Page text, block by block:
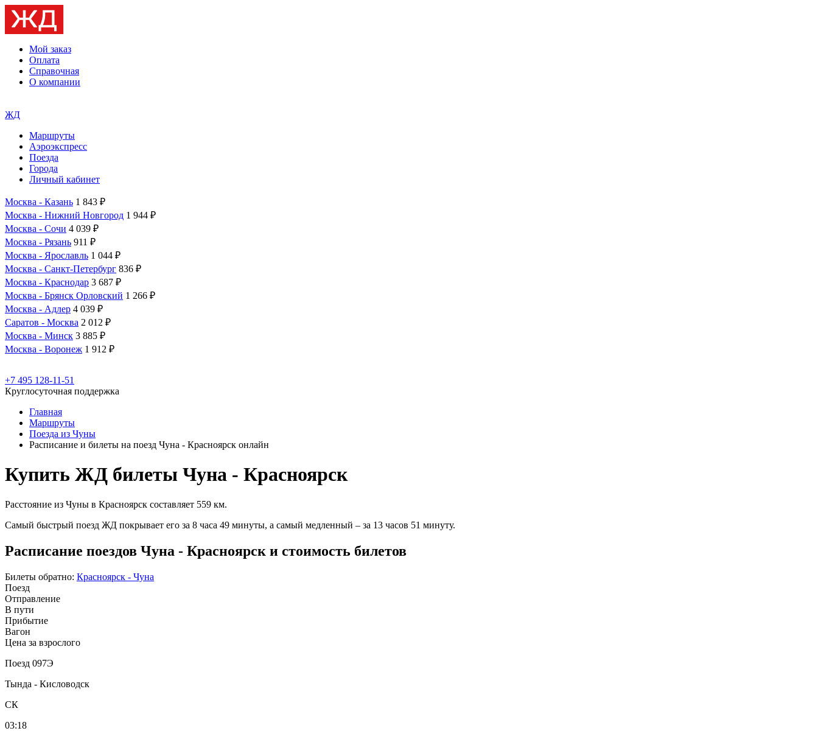
Мой заказ
Оплата
Справочная
О компании
ЖД
Маршруты
Аэроэкспресс
Поезда
Города
Личный кабинет
Москва - Казань 1 843 ₽
Москва - Нижний Новгород 1 944 ₽
Москва - Сочи 4 039 ₽
Москва - Рязань 911 ₽
Москва - Ярославль 1 044 ₽
Москва - Санкт-Петербург 836 ₽
Москва - Краснодар 3 687 ₽
Москва - Брянск Орловский 1 266 ₽
Москва - Адлер 4 039 ₽
Саратов - Москва 2 012 ₽
Москва - Минск 3 885 ₽
Москва - Воронеж 1 912 ₽
+7 495 128-11-51
Круглосуточная поддержка
Главная
Маршруты
Поезда из Чуны
Расписание и билеты на поезд Чуна - Красноярск онлайн
Купить ЖД билеты Чуна - Красноярск
Расстояние из Чуны в Красноярск составляет 559 км.
Самый быстрый поезд ЖД покрывает его за 8 часа 49 минуты, а самый медленный – за 13 часов 51 минуту.
Расписание поездов Чуна - Красноярск и стоимость билетов
Билеты обратно: Красноярск - Чуна
Поезд
Отправление
В пути
Прибытие
Вагон
Цена за взрослого
Поезд 097Э
Тында - Кисловодск
СК
03:18